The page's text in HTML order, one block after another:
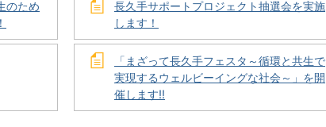
のため
長久手サポートプロジェクト抽選会を実施
します！
「まざって長久手フェスタ～循環と共生で
実現するウェルビーイングな社会～」を開
催します!!